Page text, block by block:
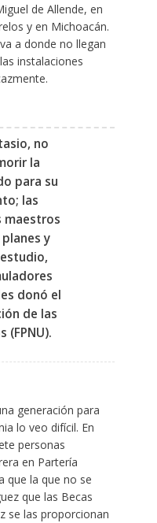
de Allende, en
y en Michoacán.
a donde no llegan
instalaciones
no
la
para su
las
maestros
y
donó el
de las
(FPNU).
generación para
lo veo difícil. En
personas
en Partería
que la que no se
que las Becas
se las proporcionan